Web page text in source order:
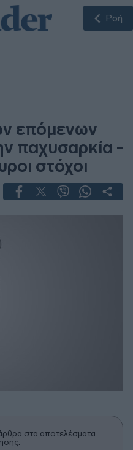
Ροή
επόμενων
παχυσαρκία -
στόχοι
στα αποτελέσματα